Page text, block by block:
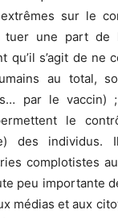
sur le
tuer une part de
qu’il s’agit de ne
au total,
par le
le
des individus.
complotistes
peu importante
médias et aux